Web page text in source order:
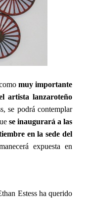
muy importante
artista lanzaroteño
se podrá contemplar
se inaugurará a las
en la sede del
expuesta en
Estess ha querido